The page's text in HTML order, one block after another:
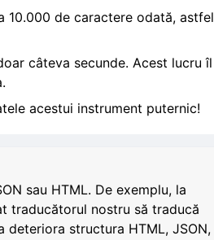
10.000 de caractere odată, astfel
câteva secunde. Acest lucru îl
acestui instrument puternic!
sau HTML. De exemplu, la
traducătorul nostru să traducă
deteriora structura HTML, JSON,